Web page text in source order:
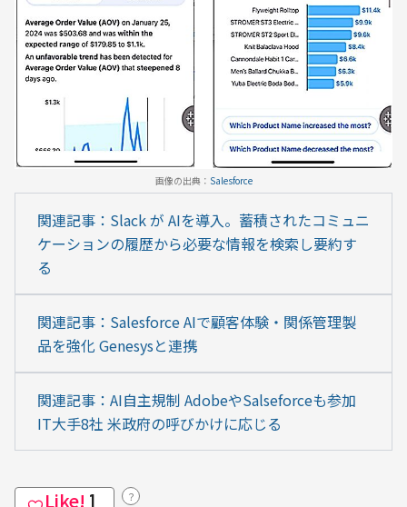
画像の出典： Salesforce
関連記事：Slack が AIを導入。蓄積されたコミュニ
ケーションの履歴から必要な情報を検索し要約す
る
関連記事：Salesforce AIで顧客体験・関係管理製
品を強化 Genesysと連携
関連記事：AI自主規制 AdobeやSalseforceも参加
IT大手8社 米政府の呼びかけに応じる
Like! 1 ？